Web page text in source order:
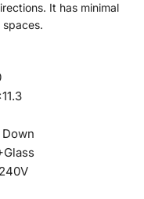
It has minimal
Down